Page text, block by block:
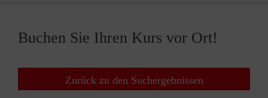
Buchen Sie Ihren Kurs vor Ort!
Zurück zu den Suchergebnissen